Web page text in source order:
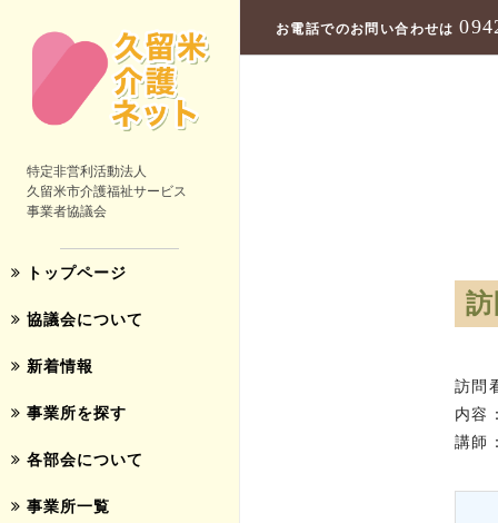
特定非営利活動法人
久留米市介護福祉サービス
事業者協議会
トップページ
協議会について
新着情報
事業所を探す
各部会について
事業所一覧
お電話でのお問い合わせは
訪問
内容
講師